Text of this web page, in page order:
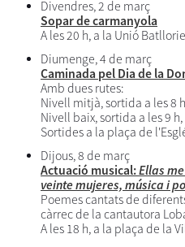
Divendres, 2 de març
Sopar de carmanyola
A les 20 h, a la Unió
Diumenge, 4 de març
Caminada pel Dia de la
Amb dues rutes:
Nivell mitjà, sortida a les 8
Nivell baix, sortida a les 9
Sortides a la plaça de
Dijous, 8 de març
Actuació musical:Ellas
veinte mujeres, música i
Poemes cantats de
càrrec de la cantautora
A les 18 h, a la plaça de la